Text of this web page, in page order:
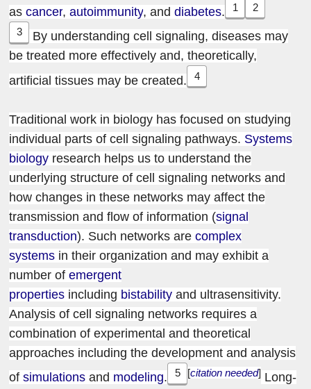
ascancer,autoimmunity, anddiabetes. 1 2
3
By understanding cell signaling, diseases may
be treated more effectively and, theoretically,
artificial tissues may be created.
4
Traditional work in biology has focused on studying
individual parts of cell signaling pathways. Systems
biology research helps us to understand the
underlying structure of cell signaling networks and
how changes in these networks may affect the
transmission and flow of information (signal
transduction). Such networks arecomplex
systems in their organization and may exhibit a
number ofemergent
properties including bistability and ultrasensitivity.
Analysis of cell signaling networks requires a
combination of experimental and theoretical
approaches including the development and analysis
ofsimulations and modeling. 5 [citation needed] Long-